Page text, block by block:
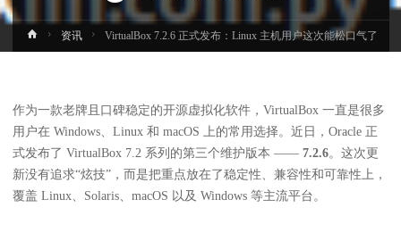
首
页
资讯 VirtualBox 7.2.6 正式发布：Linux 主机用户这次能松口气了
作为一款老牌且口碑稳定的开源虚拟化软件，VirtualBox 一直是很多
用户在 Windows、Linux 和 macOS 上的常用选择。近日，Oracle 正
式发布了 VirtualBox 7.2 系列的第三个维护版本 —— 7.2.6。这次更
新没有追求“炫技”，而是把重点放在了稳定性、兼容性和可靠性上，
覆盖 Linux、Solaris、macOS 以及 Windows 等主流平台。